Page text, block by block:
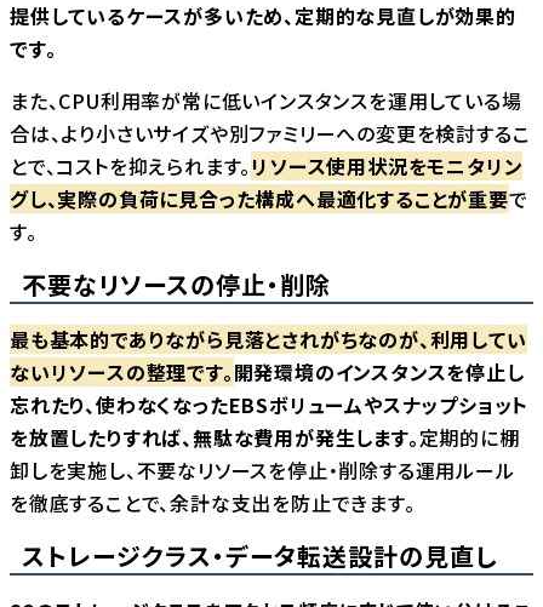
提供しているケースが多いため、定期的な見直しが効果的
です。
また、CPU利用率が常に低いインスタンスを運用している場
合は、より小さいサイズや別ファミリーへの変更を検討するこ
とで、コストを抑えられます。 リソース使用状況をモニタリン
グし、実際の負荷に見合った構成へ最適化することが重要で
す。
不要なリソースの停止・削除
最も基本的でありながら見落とされがちなのが、利用してい
ないリソースの整理です。開発環境のインスタンスを停止し
忘れたり、使わなくなったEBSボリュームやスナップショット
を放置したりすれば、無駄な費用が発生します。定期的に棚
卸しを実施し、不要なリソースを停止・削除する運用ルール
を徹底することで、余計な支出を防止できます。
ストレージクラス・データ転送設計の見直し